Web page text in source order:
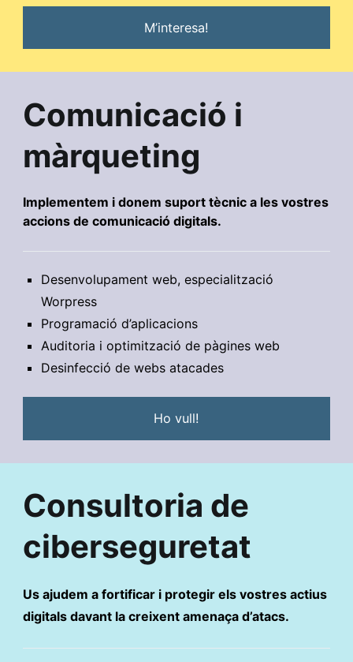
M’interesa!
Comunicació i
màrqueting
Implementem i donem suport tècnic a les vostres
accions de comunicació digitals.
Desenvolupament web, especialització
Worpress
Programació d’aplicacions
Auditoria i optimització de pàgines web
Desinfecció de webs atacades
Ho vull!
Consultoria de
ciberseguretat
Us ajudem a fortificar i protegir els vostres actius
digitals davant la creixent amenaça d’atacs.